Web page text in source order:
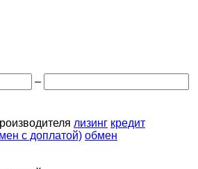
–
лизинг кредит
с доплатой) обмен